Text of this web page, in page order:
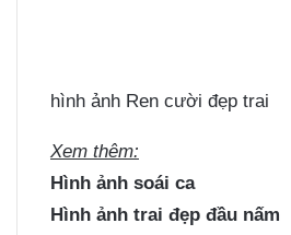
hình ảnh Ren cười đẹp trai
Xem thêm:
Hình ảnh soái ca
Hình ảnh trai đẹp đầu nấm